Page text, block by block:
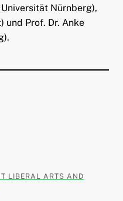
Nürnberg),
und Prof. Dr. Anke
LIBERAL ARTS AND